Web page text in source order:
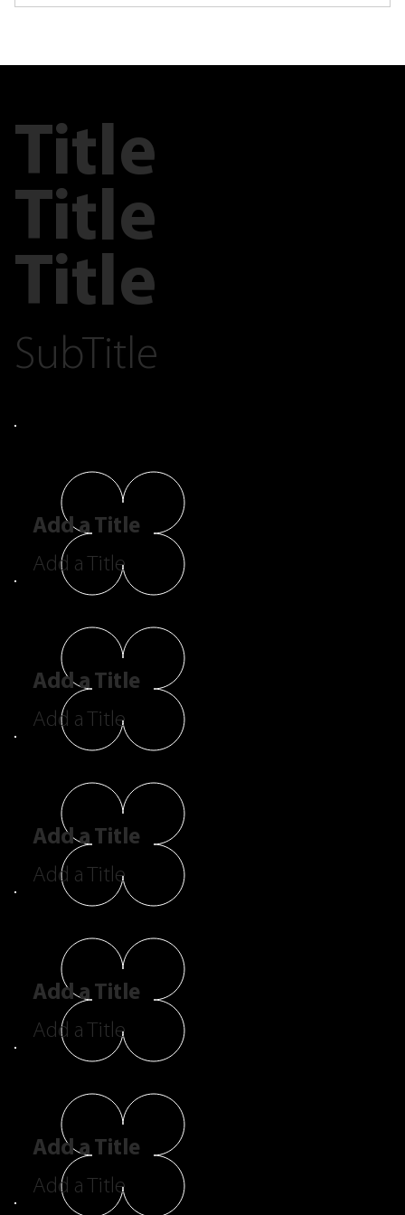
Title
Title
Title
SubTitle
Add a Title
Add a Title
Add a Title
Add a Title
Add a Title
Add a Title
Add a Title
Add a Title
Add a Title
Add a Title